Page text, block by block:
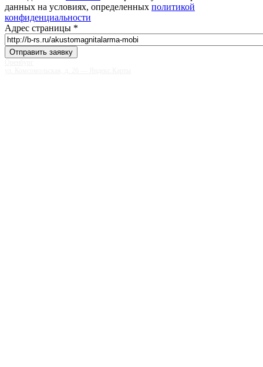
данных на условиях, определенных политикой
конфиденциальности
Адрес страницы *